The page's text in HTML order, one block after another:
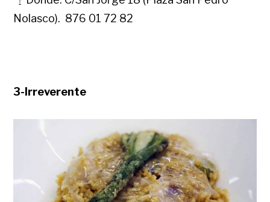
Nolasco). 876 01 72 82
3-Irreverente